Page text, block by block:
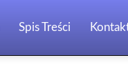
Spis Treści